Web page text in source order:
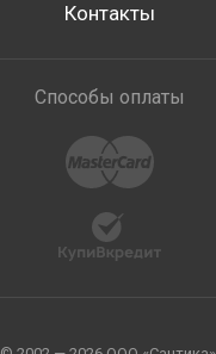
Контакты
Способы оплаты